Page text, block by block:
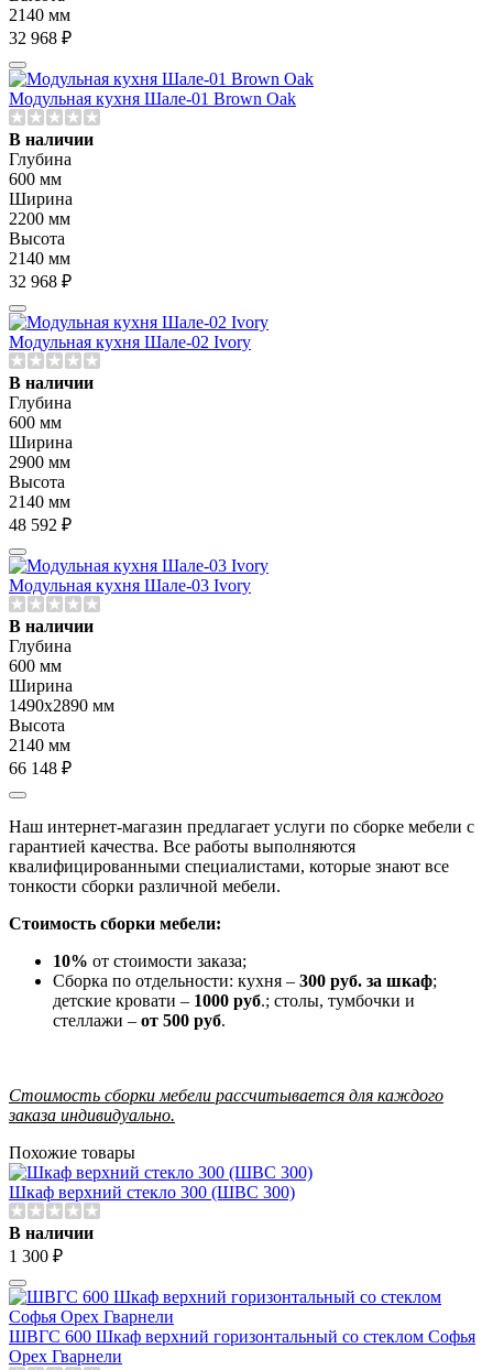
2140 мм
32 968 ₽
Модульная кухня Шале-01 Brown Oak
В наличии
Глубина
600 мм
Ширина
2200 мм
Высота
2140 мм
32 968 ₽
Модульная кухня Шале-02 Ivory
В наличии
Глубина
600 мм
Ширина
2900 мм
Высота
2140 мм
48 592 ₽
Модульная кухня Шале-03 Ivory
В наличии
Глубина
600 мм
Ширина
1490х2890 мм
Высота
2140 мм
66 148 ₽
Наш интернет-магазин предлагает услуги по сборке мебели с
гарантией качества. Все работы выполняются
квалифицированными специалистами, которые знают все
тонкости сборки различной мебели.
Стоимость сборки мебели:
10% от стоимости заказа;
Сборка по отдельности: кухня – 300 руб. за шкаф;
детские кровати – 1000 руб.; столы, тумбочки и
стеллажи – от 500 руб.
Стоимость сборки мебели рассчитывается для каждого
заказа индивидуально.
Похожие товары
Шкаф верхний стекло 300 (ШВС 300)
В наличии
1 300 ₽
ШВГС 600 Шкаф верхний горизонтальный со стеклом Софья
Орех Гварнели